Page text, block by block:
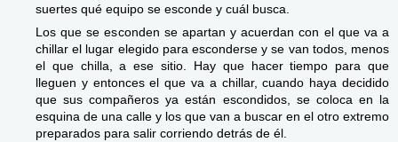
suertes qué equipo se esconde y cuál busca.
Los que se esconden se apartan y acuerdan con el que va a
chillar el lugar elegido para esconderse y se van todos, menos
el que chilla, a ese sitio. Hay que hacer tiempo para que
lleguen y entonces el que va a chillar, cuando haya decidido
que sus compañeros ya están escondidos, se coloca en la
esquina de una calle y los que van a buscar en el otro extremo
preparados para salir corriendo detrás de él.